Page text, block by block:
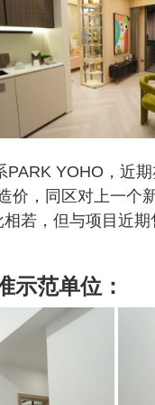
PARK YOHO，近
价，同区对上一个
若，但与项目近
示范单位：